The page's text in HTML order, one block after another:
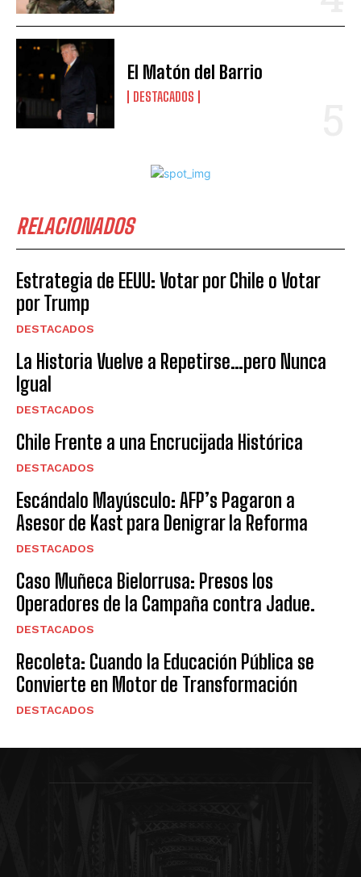
El Matón del Barrio
DESTACADOS
RELACIONADOS
Estrategia de EEUU: Votar por Chile o Votar
por Trump
DESTACADOS
La Historia Vuelve a Repetirse…pero Nunca
Igual
DESTACADOS
Chile Frente a una Encrucijada Histórica
DESTACADOS
Escándalo Mayúsculo: AFP’s Pagaron a
Asesor de Kast para Denigrar la Reforma
DESTACADOS
Caso Muñeca Bielorrusa: Presos los
Operadores de la Campaña contra Jadue.
DESTACADOS
Recoleta: Cuando la Educación Pública se
Convierte en Motor de Transformación
DESTACADOS